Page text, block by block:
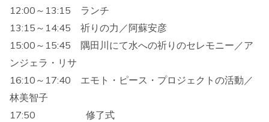
12:00～13:15 ランチ
13:15～14:45 祈りの力／阿蘇安彦
15:00～15:45 隅田川にて水への祈りのセレモニー／ア
ンジェラ・リサ
16:10～17:40 エモト・ピース・プロジェクトの活動／
林美智子
17:50 修了式